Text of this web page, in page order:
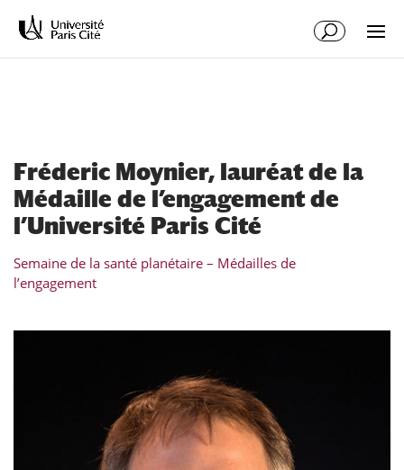
Fréderic Moynier, lauréat de la
Médaille de l’engagement de
l’Université Paris Cité
Semaine de la santé planétaire – Médailles de
l’engagement